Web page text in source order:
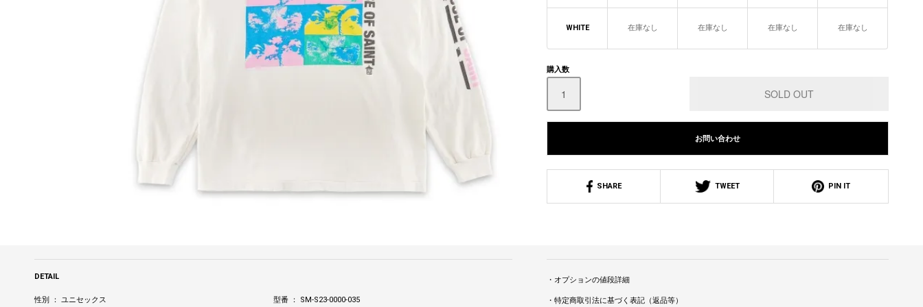
WHITE 在庫なし 在庫なし 在庫なし 在庫なし
購入数
お問い合わせ
SHARE TWEET PIN IT
DETAIL
性別 ： ユニセックス 型番 ： SM-S23-0000-035
・オプションの値段詳細
・特定商取引法に基づく表記（返品等）